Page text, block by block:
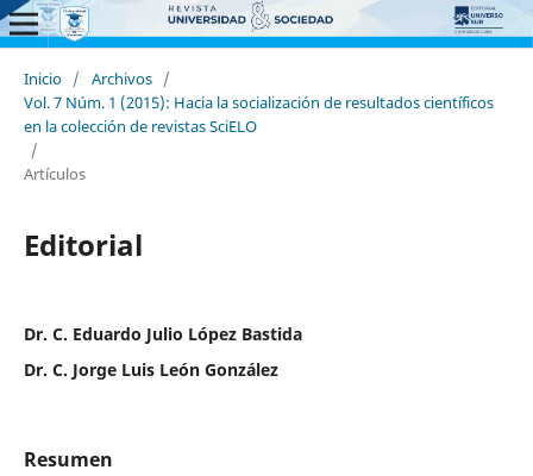
Inicio / Archivos /
Vol. 7 Núm. 1 (2015): Hacia la socialización de resultados científicos
en la colección de revistas SciELO
/
Artículos
Editorial
Dr. C. Eduardo Julio López Bastida
Dr. C. Jorge Luis León González
Resumen